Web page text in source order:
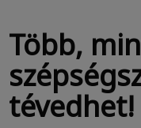
Több,
tévedhet!